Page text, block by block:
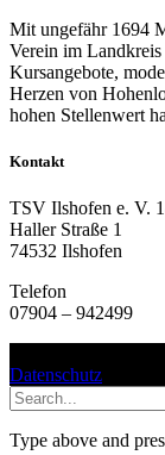
Mit ungefähr 1694
Verein im
Kursangebote,
Herzen von
hohen Stellenwert
Kontakt
TSV Ilshofen e. V.
Haller Straße 1
74532 Ilshofen
Telefon
07904 – 942499
Datenschutz
Type above and